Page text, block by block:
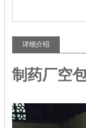
详细介绍
制药厂空